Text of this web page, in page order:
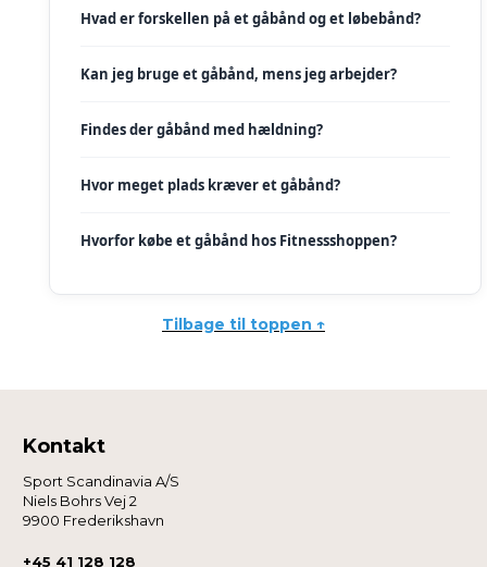
Hvad er forskellen på et gåbånd og et løbebånd?
Kan jeg bruge et gåbånd, mens jeg arbejder?
Findes der gåbånd med hældning?
Hvor meget plads kræver et gåbånd?
Hvorfor købe et gåbånd hos Fitnessshoppen?
Tilbage til toppen ↑
Kontakt
Sport Scandinavia A/S
Niels Bohrs Vej 2
9900 Frederikshavn
+45 41 128 128